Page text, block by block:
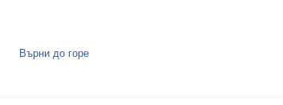
Върни до горе